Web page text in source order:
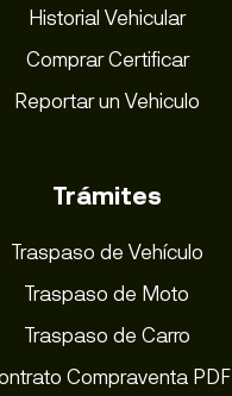
Historial Vehicular
Comprar Certificar
Reportar un Vehiculo
Trámites
Traspaso de Vehículo
Traspaso de Moto
Traspaso de Carro
Compraventa PDF